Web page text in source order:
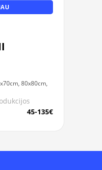
80x80cm,
45-135€